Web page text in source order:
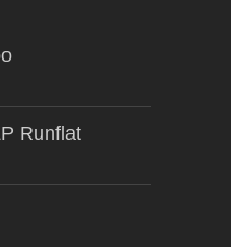
Runflat